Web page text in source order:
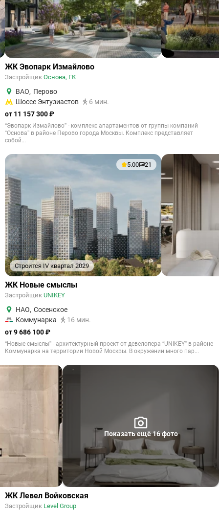
ЖК Эвопарк Измайлово
Застройщик Основа, ГК
ВАО, Перово
Шоссе Энтузиастов
6 мин.
от 11 157 300 ₽
“Эвопарк Измайлово” - комплекс апартаментов от группы компаний
“Основа” в районе Перово города Москвы. Комплекс представляет
собой...
Строится IV квартал 2029
5.00 21
ЖК Новые смыслы
Застройщик UNIKEY
НАО, Сосенское
Коммунарка
16 мин.
от 9 686 100 ₽
“Новые смыслы” - архитектурный проект от девелопера “UNIKEY” в районе
Коммунарка на территории Новой Москвы. В окружении много пар...
Показать ещё 16 фото
ЖК Левел Войковская
Застройщик Level Group